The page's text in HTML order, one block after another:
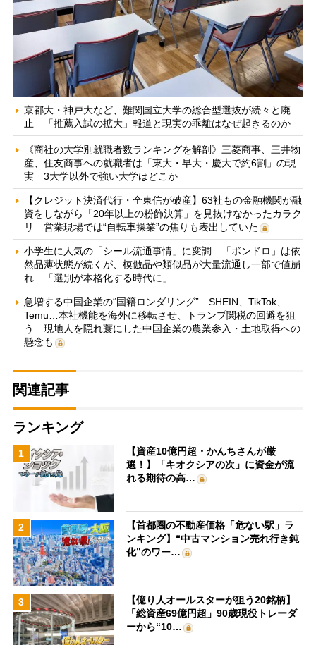
京都大・神戸大など、難関国立大学の総合型選抜が続々と廃
止 「推薦入試の拡大」報道と現実の乖離はなぜ起きるのか
《商社の大学別就職者数ランキングを解剖》三菱商事、三井物
産、住友商事への就職者は「東大・早大・慶大で約6割」の現
実 3大学以外で強い大学はどこか
【クレジット決済代行・全東信が破産】63社もの金融機関が融
資をしながら「20年以上の粉飾決算」を見抜けなかったカラク
リ 営業現場では“自転車操業”の焦りも表出していた
小学生に人気の「シール流通事情」に変調 「ボンドロ」は依
然品薄状態が続くが、模倣品や類似品が大量流通し一部で値崩
れ 「選別が本格化する時代に」
急増する中国企業の“国籍ロンダリング” SHEIN、TikTok、
Temu…本社機能を海外に移転させ、トランプ関税の回避を狙
う 現地人を隠れ蓑にした中国企業の農業参入・土地取得への
懸念も
関連記事
ランキング
1
【資産10億円超・かんちさんが厳
選！】「キオクシアの次」に資金が流
れる期待の高…
2
【首都圏の不動産価格「危ない駅」ラ
ンキング】“中古マンション売れ行き鈍
化”のワー…
3
【億り人オールスターが狙う20銘柄】
「総資産69億円超」90歳現役トレーダ
ーから“10…